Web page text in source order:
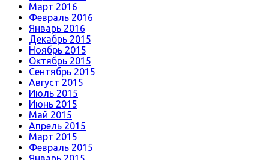
Март 2016
Февраль 2016
Январь 2016
Декабрь 2015
Ноябрь 2015
Октябрь 2015
Сентябрь 2015
Август 2015
Июль 2015
Июнь 2015
Май 2015
Апрель 2015
Март 2015
Февраль 2015